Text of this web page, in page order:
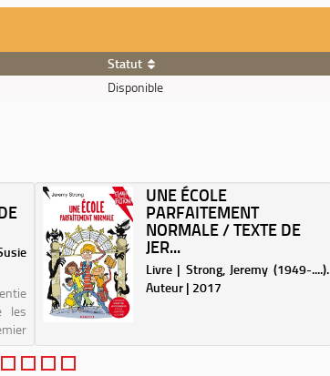
Statut
Disponible
les
par
UNE ÉCOLE
PARFAITEMENT
NORMALE / TEXTE DE
JER...
Livre | Strong, Jeremy (1949-....).
Auteur | 2017